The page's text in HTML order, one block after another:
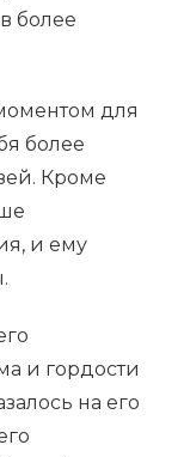
более
для
более
Кроме
и ему
и гордости
на его